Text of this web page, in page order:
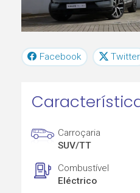
Facebook Twitter
Carroçaria
SUV/TT
Combustível
Eléctrico